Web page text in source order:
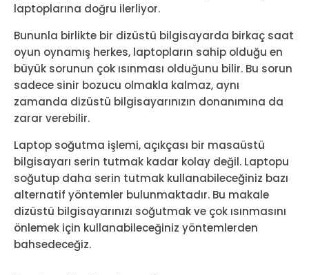
laptoplarına doğru ilerliyor.
Bununla birlikte bir dizüstü bilgisayarda birkaç saat
oyun oynamış herkes, laptopların sahip olduğu en
büyük sorunun çok ısınması olduğunu bilir. Bu sorun
sadece sinir bozucu olmakla kalmaz, aynı
zamanda dizüstü bilgisayarınızın donanımına da
zarar verebilir.
Laptop soğutma işlemi, açıkçası bir masaüstü
bilgisayarı serin tutmak kadar kolay değil. Laptopu
soğutup daha serin tutmak kullanabileceğiniz bazı
alternatif yöntemler bulunmaktadır. Bu makale
dizüstü bilgisayarınızı soğutmak ve çok ısınmasını
önlemek için kullanabileceğiniz yöntemlerden
bahsedeceğiz.